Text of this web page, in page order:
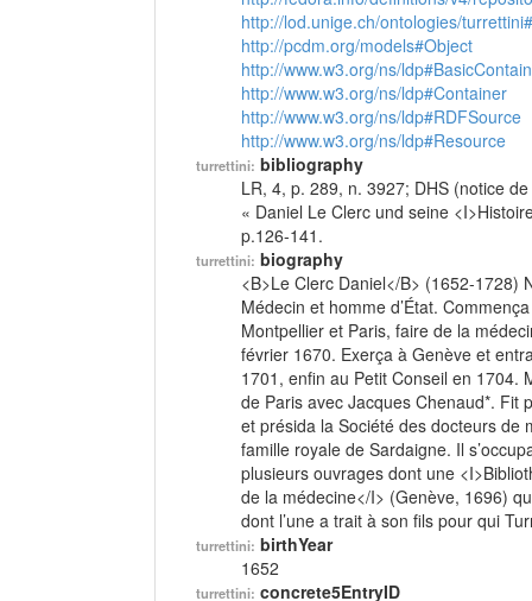
http://lod.unige.ch/ontologies/
http://pcdm.org/models#Object
http://www.w3.org/ns/
http://www.w3.org/ns/ldp#Container
http://www.w3.org/ns/ldp#RDFSource
http://www.w3.org/ns/ldp#Resource
turrettini: bibliography
LR, 4, p. 289, n. 3927; DHS (notice
« Daniel Le Clerc und seine
p.126-141.
turrettini: biography
<B>Le Clerc Daniel</B> (1652-
Médecin et homme d’État.
Montpellier et Paris, faire de la
février 1670. Exerça à Genève et
1701, enfin au Petit Conseil en 1704.
de Paris avec Jacques Chenaud*. Fit
et présida la Société des docteurs de
famille royale de Sardaigne. Il
plusieurs ouvrages dont une
de la médecine</I> (Genève, 1696)
dont l’une a trait à son fils pour qui
turrettini: birthYear
1652
turrettini: concrete5EntryID